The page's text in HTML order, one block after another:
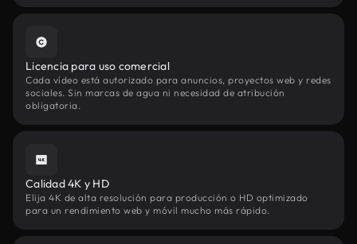
Licencia para uso comercial
Cada vídeo está autorizado para anuncios, proyectos web y redes
sociales. Sin marcas de agua ni necesidad de atribución
obligatoria.
Calidad 4K y HD
Elija 4K de alta resolución para producción o HD optimizado
para un rendimiento web y móvil mucho más rápido.